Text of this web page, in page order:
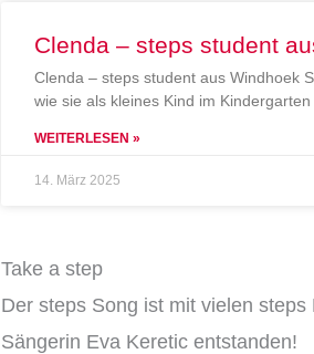
Clenda – steps student
Clenda – steps student aus Windhoek
wie sie als kleines Kind im
WEITERLESEN »
14. März 2025
Take a step
Der steps Song ist mit vielen
Sängerin Eva Keretic entstanden!